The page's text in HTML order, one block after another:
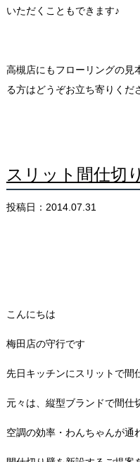
いただくこともできます♪
高槻店にもフローリングの見
る方はどうぞお立ち寄りくだ
スリット間仕切
投稿日：2014.07.31
こんにちは
梅田店の守行です
先日キッチンにスリットで間
元々は、縦型ブランドで間仕
空調の効率・わんちゃんが通